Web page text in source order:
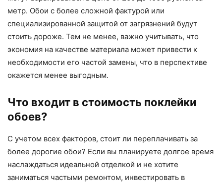
метр. Обои с более сложной фактурой или
специализированной защитой от загрязнений будут
стоить дороже. Тем не менее, важно учитывать, что
экономия на качестве материала может привести к
необходимости его частой замены, что в перспективе
окажется менее выгодным.
Что входит в стоимость поклейки
обоев?
С учетом всех факторов, стоит ли переплачивать за
более дорогие обои? Если вы планируете долгое время
наслаждаться идеальной отделкой и не хотите
заниматься частыми ремонтом, инвестировать в